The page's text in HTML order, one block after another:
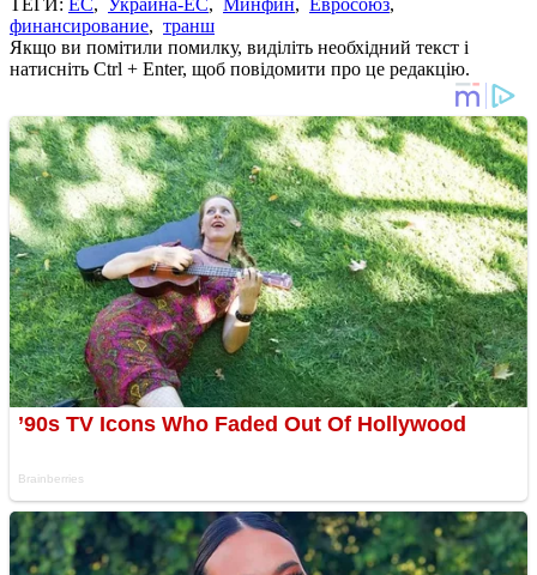
финансирование, транш
Якщо ви помітили помилку, виділіть необхідний текст і
натисніть Ctrl + Enter, щоб повідомити про це редакцію.